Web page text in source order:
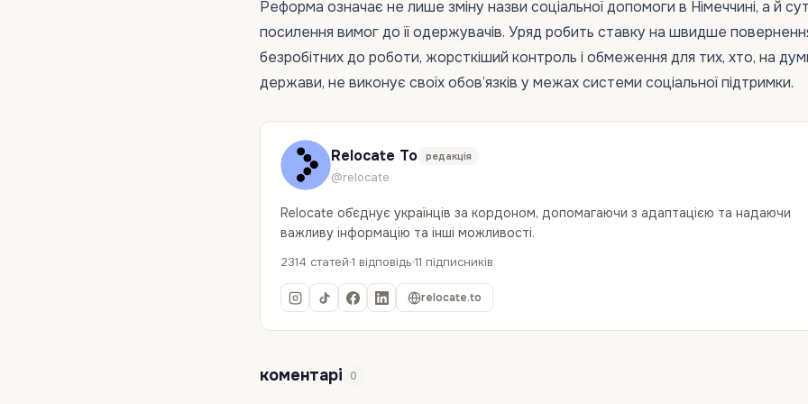
Реформа означає не лише зміну назви соціальної допомоги в Німеччині, а й
посилення вимог до її одержувачів. Уряд робить ставку на швидше
безробітних до роботи, жорсткіший контроль і обмеження для тих, хто, на
держави, не виконує своїх обов’язків у межах системи соціальної підтримки.
Relocate To редакція
@relocate
Relocate об`єднує українців за кордоном, допомагаючи з адаптацією та надаючи
важливу інформацію та інші можливості.
2314 статей 1 відповідь 11 підписників
relocate.to
коментарі 0